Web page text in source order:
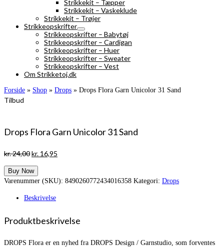
Strikkekit – Tæpper
Strikkekit – Vaskeklude
Strikkekit – Trøjer
Strikkeopskrifter
Strikkeopskrifter – Babytøj
Strikkeopskrifter – Cardigan
Strikkeopskrifter – Huer
Strikkeopskrifter – Sweater
Strikkeopskrifter – Vest
Om Strikketoj.dk
Forside » Shop » Drops » Drops Flora Garn Unicolor 31 Sand
Tilbud
Drops Flora Garn Unicolor 31 Sand
kr.24,00Den
pris
var:
kr. 16,95
er:
Buy Now
Varenummer (SKU): 8490260772434016358 Kategori: Drops
Beskrivelse
Produktbeskrivelse
DROPS Flora er en nyhed fra DROPS Design / Garnstudio, som forventes